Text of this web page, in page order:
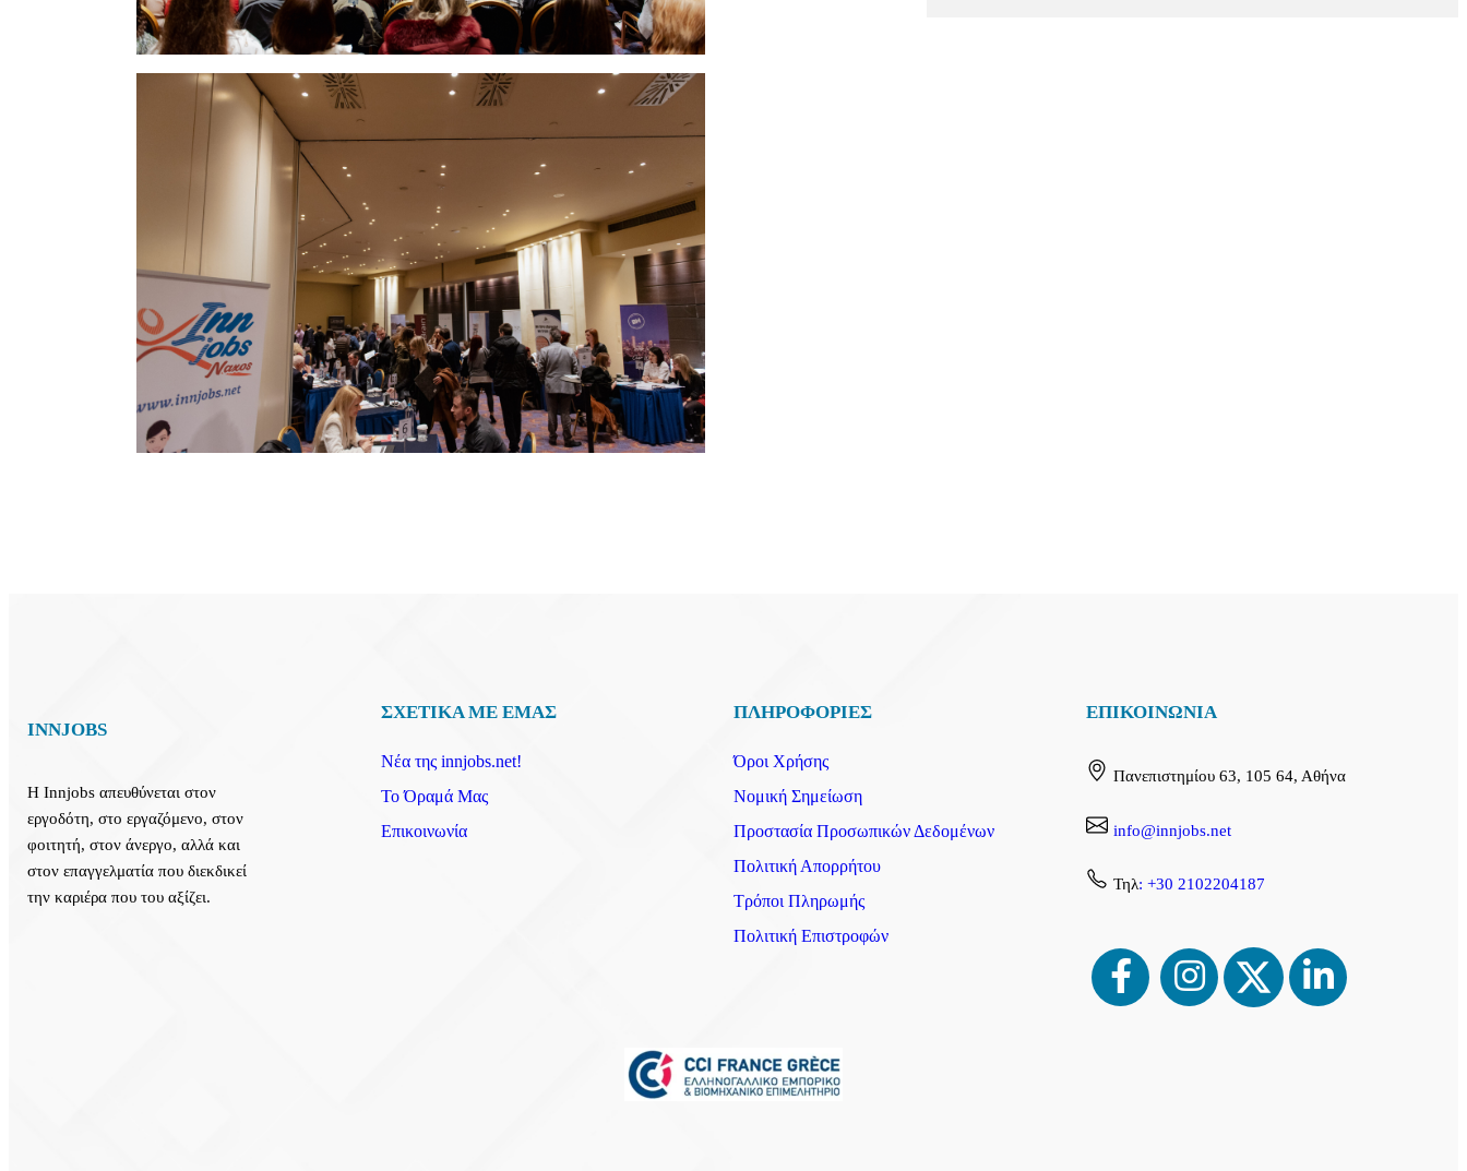
INNJOBS
Η Innjobs απευθύνεται στον
εργοδότη, στο εργαζόμενο, στον
φοιτητή, στον άνεργο, αλλά και
στον επαγγελματία που διεκδικεί
την καριέρα που του αξίζει.
ΣΧΕΤΙΚΑ ΜΕ ΕΜΑΣ
Νέα της innjobs.net!
Το Όραμά Μας
Επικοινωνία
ΠΛΗΡΟΦΟΡΙΕΣ
Όροι Χρήσης
Νομική Σημείωση
Προστασία Προσωπικών Δεδομένων
Πολιτική Απορρήτου
Τρόποι Πληρωμής
Πολιτική Επιστροφών
ΕΠΙΚΟΙΝΩΝΙΑ
Πανεπιστημίου 63, 105 64, Αθήνα
info@innjobs.net
Τηλ: +30 2102204187